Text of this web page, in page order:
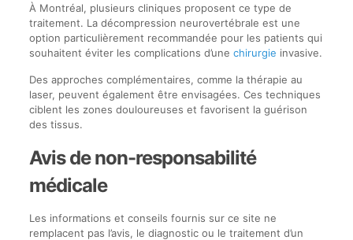
À Montréal, plusieurs cliniques proposent ce type de
traitement. La décompression neurovertébrale est une
option particulièrement recommandée pour les patients qui
souhaitent éviter les complications d’une chirurgie invasive.
Des approches complémentaires, comme la thérapie au
laser, peuvent également être envisagées. Ces techniques
ciblent les zones douloureuses et favorisent la guérison
des tissus.
Avis de non-responsabilité
médicale
Les informations et conseils fournis sur ce site ne
remplacent pas l’avis, le diagnostic ou le traitement d’un